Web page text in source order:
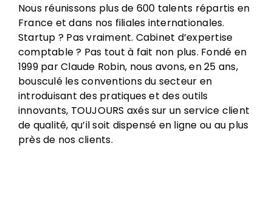
Nous réunissons plus de 600 talents répartis en
France et dans nos filiales internationales.
Startup ? Pas vraiment. Cabinet d’expertise
comptable ? Pas tout à fait non plus. Fondé en
1999 par Claude Robin, nous avons, en 25 ans,
bousculé les conventions du secteur en
introduisant des pratiques et des outils
innovants, TOUJOURS axés sur un service client
de qualité, qu’il soit dispensé en ligne ou au plus
près de nos clients.